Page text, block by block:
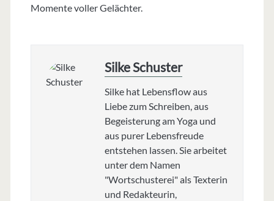
Momente voller Gelächter.
Silke Schuster
Silke hat Lebensflow aus
Liebe zum Schreiben, aus
Begeisterung am Yoga und
aus purer Lebensfreude
entstehen lassen. Sie arbeitet
unter dem Namen
"Wortschusterei" als Texterin
und Redakteurin,